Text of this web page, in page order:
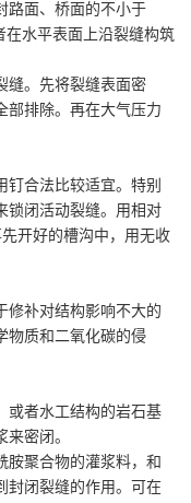
路面、桥面的不小于
在水平表面上沿裂缝构筑
缝。先将裂缝表面密
部排除。再在大气压力
钉合法比较适宜。特别
锁闭活动裂缝。用相对
开好的槽沟中，用无收
修补对结构影响不大的
物质和二氧化碳的侵
或者水工结构的岩石基
密闭。
胺聚合物的灌浆料，和
封闭裂缝的作用。可在